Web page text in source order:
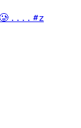
. . . . #z